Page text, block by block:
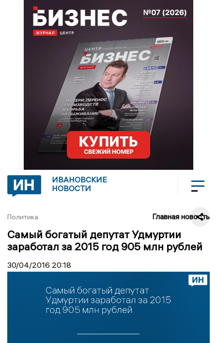
ИВАНОВСКИЕ
НОВОСТИ
Политика Главная новость
Самый богатый депутат Удмуртии
заработал за 2015 год 905 млн рублей
30/04/2016 20:18